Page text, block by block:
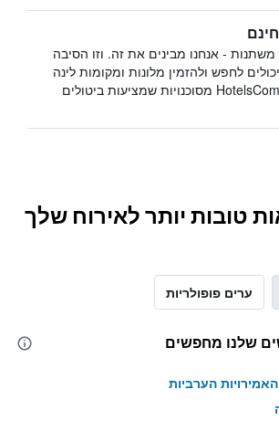
משתנות - אנחנו מבינים את זה. וזו הסיבה
לחפש ולהזמין מלונות ומקומות לינה
בHotelsCombined מסוכנויות שמציעות ביטולים
טובות יותר לאירוח שלך
ערים פופולריות
שלנו מחפשים
הערביות